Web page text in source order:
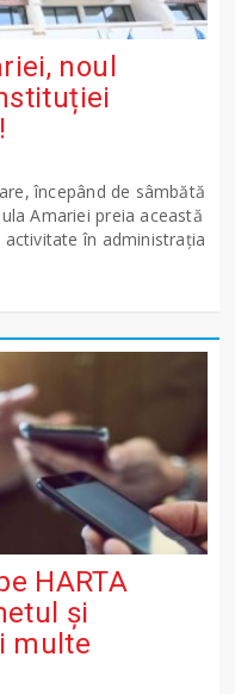
noul
începând de sâmbătă
Amariei preia această
în administrația
HARTA
și
multe